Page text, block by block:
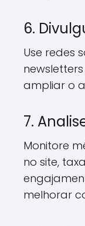
6.
Use redes
ampliar o
7.
Monitore
no site,
melhorar